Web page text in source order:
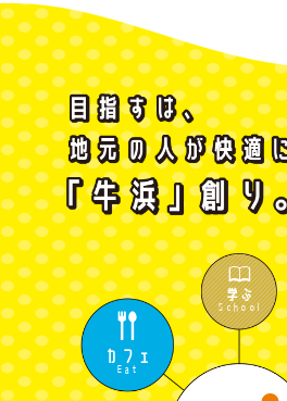
学ぶ
School
カフェ
Eat